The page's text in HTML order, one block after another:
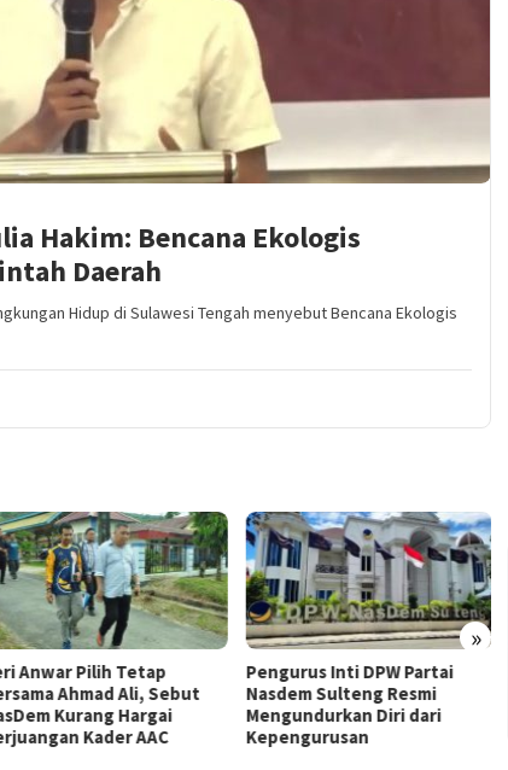
Hakim: Bencana Ekologis
Daerah
Hidup di Sulawesi Tengah menyebut Bencana Ekologis
»
Anwar Pilih Tetap
Ahmad Ali, Sebut
Kurang Hargai
Kader AAC
Pengurus Inti DPW Partai
Nasdem Sulteng Resmi
Mengundurkan Diri dari
Kepengurusan